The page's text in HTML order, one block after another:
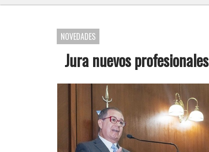
NOVEDADES
Jura nuevos profesionales